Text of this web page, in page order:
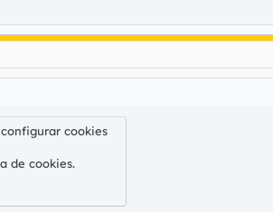
cookies
de cookies.